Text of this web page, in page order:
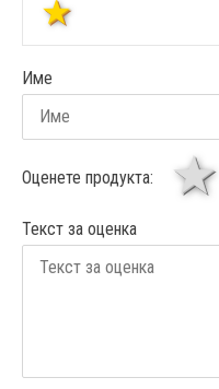
Име
Оценете продукта:
Текст за оценка